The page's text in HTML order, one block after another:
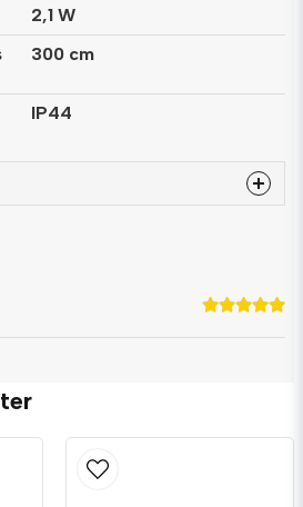
2,1 W
300 cm
IP44